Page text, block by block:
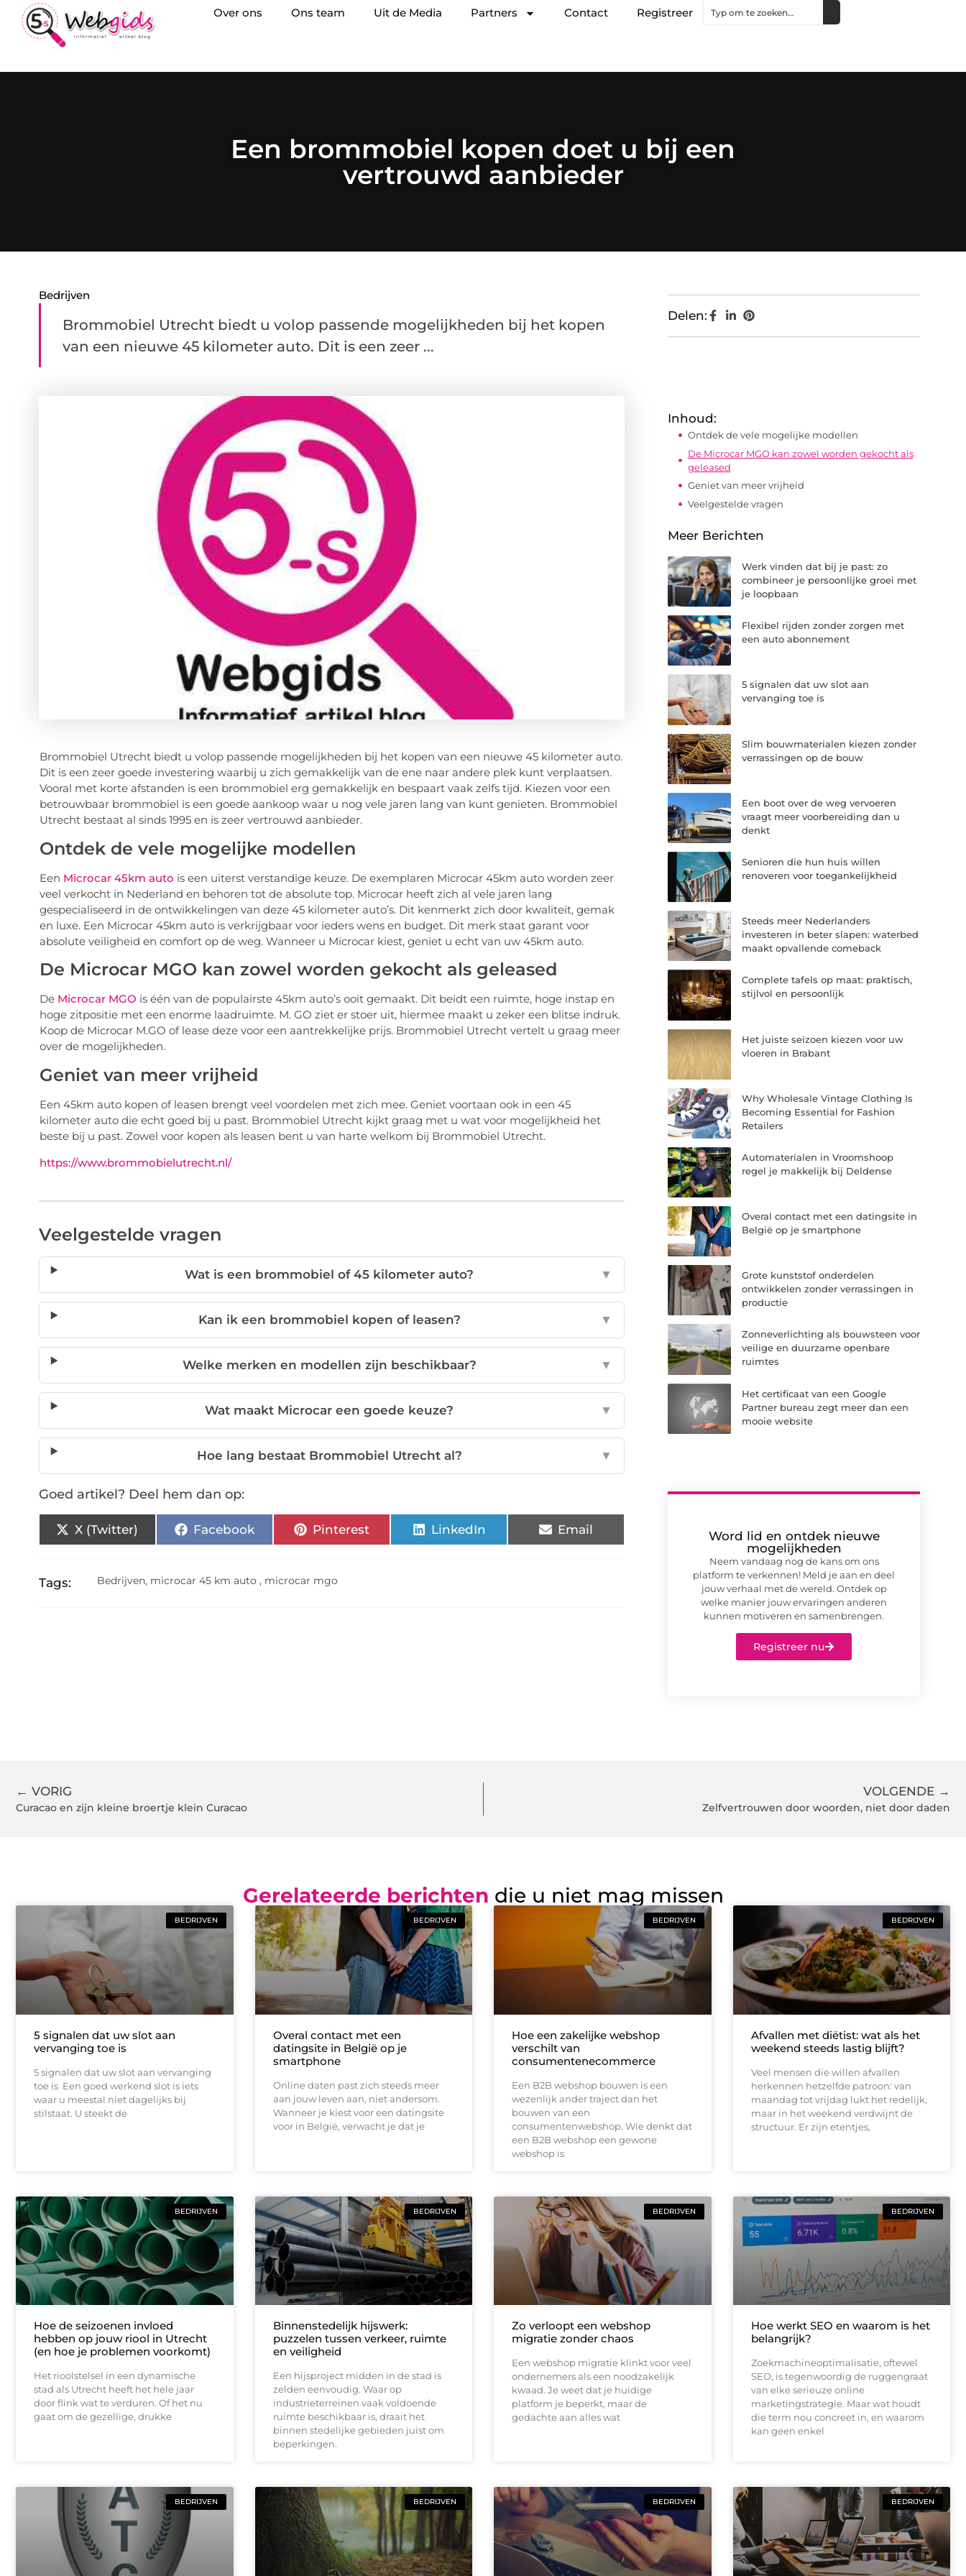
Over ons Ons team Uit de Media Partners Contact Registreer
Een brommobiel kopen doet u bij een
vertrouwd aanbieder
Bedrijven
Brommobiel Utrecht biedt u volop passende mogelijkheden bij het kopen
van een nieuwe 45 kilometer auto. Dit is een zeer ...
Brommobiel Utrecht biedt u volop passende mogelijkheden bij het kopen van een nieuwe 45 kilometer auto.
Dit is een zeer goede investering waarbij u zich gemakkelijk van de ene naar andere plek kunt verplaatsen.
Vooral met korte afstanden is een brommobiel erg gemakkelijk en bespaart vaak zelfs tijd. Kiezen voor een
betrouwbaar brommobiel is een goede aankoop waar u nog vele jaren lang van kunt genieten. Brommobiel
Utrecht bestaat al sinds 1995 en is zeer vertrouwd aanbieder.
Ontdek de vele mogelijke modellen
Een Microcar 45km auto is een uiterst verstandige keuze. De exemplaren Microcar 45km auto worden zeer
veel verkocht in Nederland en behoren tot de absolute top. Microcar heeft zich al vele jaren lang
gespecialiseerd in de ontwikkelingen van deze 45 kilometer auto’s. Dit kenmerkt zich door kwaliteit, gemak
en luxe. Een Microcar 45km auto is verkrijgbaar voor ieders wens en budget. Dit merk staat garant voor
absolute veiligheid en comfort op de weg. Wanneer u Microcar kiest, geniet u echt van uw 45km auto.
De Microcar MGO kan zowel worden gekocht als geleased
De Microcar MGO is één van de populairste 45km auto’s ooit gemaakt. Dit beidt een ruimte, hoge instap en
hoge zitpositie met een enorme laadruimte. M. GO ziet er stoer uit, hiermee maakt u zeker een blitse indruk.
Koop de Microcar M.GO of lease deze voor een aantrekkelijke prijs. Brommobiel Utrecht vertelt u graag meer
over de mogelijkheden.
Geniet van meer vrijheid
Een 45km auto kopen of leasen brengt veel voordelen met zich mee. Geniet voortaan ook in een 45
kilometer auto die echt goed bij u past. Brommobiel Utrecht kijkt graag met u wat voor mogelijkheid het
beste bij u past. Zowel voor kopen als leasen bent u van harte welkom bij Brommobiel Utrecht.
https://www.brommobielutrecht.nl/
Veelgestelde vragen
Wat is een brommobiel of 45 kilometer auto? ▼
Kan ik een brommobiel kopen of leasen? ▼
Welke merken en modellen zijn beschikbaar? ▼
Wat maakt Microcar een goede keuze? ▼
Hoe lang bestaat Brommobiel Utrecht al? ▼
Goed artikel? Deel hem dan op:
X (Twitter) Facebook Pinterest LinkedIn Email
Tags: Bedrijven, microcar 45 km auto , microcar mgo
Delen:
Inhoud:
Ontdek de vele mogelijke modellen
De Microcar MGO kan zowel worden gekocht als
geleased
Geniet van meer vrijheid
Veelgestelde vragen
Meer Berichten
Werk vinden dat bij je past: zo
combineer je persoonlijke groei met
je loopbaan
Flexibel rijden zonder zorgen met
een auto abonnement
5 signalen dat uw slot aan
vervanging toe is
Slim bouwmaterialen kiezen zonder
verrassingen op de bouw
Een boot over de weg vervoeren
vraagt meer voorbereiding dan u
denkt
Senioren die hun huis willen
renoveren voor toegankelijkheid
Steeds meer Nederlanders
investeren in beter slapen: waterbed
maakt opvallende comeback
Complete tafels op maat: praktisch,
stijlvol en persoonlijk
Het juiste seizoen kiezen voor uw
vloeren in Brabant
Why Wholesale Vintage Clothing Is
Becoming Essential for Fashion
Retailers
Automaterialen in Vroomshoop
regel je makkelijk bij Deldense
Overal contact met een datingsite in
België op je smartphone
Grote kunststof onderdelen
ontwikkelen zonder verrassingen in
productie
Zonneverlichting als bouwsteen voor
veilige en duurzame openbare
ruimtes
Het certificaat van een Google
Partner bureau zegt meer dan een
mooie website
Word lid en ontdek nieuwe
mogelijkheden
Neem vandaag nog de kans om ons
platform te verkennen! Meld je aan en deel
jouw verhaal met de wereld. Ontdek op
welke manier jouw ervaringen anderen
kunnen motiveren en samenbrengen.
Registreer nu
← VORIG
Curacao en zijn kleine broertje klein Curacao
VOLGENDE →
Zelfvertrouwen door woorden, niet door daden
Gerelateerde berichten die u niet mag missen
BEDRIJVEN
5 signalen dat uw slot aan
vervanging toe is
5 signalen dat uw slot aan vervanging
toe is Een goed werkend slot is iets
waar u meestal niet dagelijks bij
stilstaat. U steekt de
BEDRIJVEN
Overal contact met een
datingsite in België op je
smartphone
Online daten past zich steeds meer
aan jouw leven aan, niet andersom.
Wanneer je kiest voor een datingsite
voor in België, verwacht je dat je
BEDRIJVEN
Hoe een zakelijke webshop
verschilt van
consumentenecommerce
Een B2B webshop bouwen is een
wezenlijk ander traject dan het
bouwen van een
consumentenwebshop. Wie denkt dat
een B2B webshop een gewone
webshop is
BEDRIJVEN
Afvallen met diëtist: wat als het
weekend steeds lastig blijft?
Veel mensen die willen afvallen
herkennen hetzelfde patroon: van
maandag tot vrijdag lukt het redelijk,
maar in het weekend verdwijnt de
structuur. Er zijn etentjes,
BEDRIJVEN
Hoe de seizoenen invloed
hebben op jouw riool in Utrecht
(en hoe je problemen voorkomt)
Het rioolstelsel in een dynamische
stad als Utrecht heeft het hele jaar
door flink wat te verduren. Of het nu
gaat om de gezellige, drukke
BEDRIJVEN
Binnenstedelijk hijswerk:
puzzelen tussen verkeer, ruimte
en veiligheid
Een hijsproject midden in de stad is
zelden eenvoudig. Waar op
industrieterreinen vaak voldoende
ruimte beschikbaar is, draait het
binnen stedelijke gebieden juist om
beperkingen.
BEDRIJVEN
Zo verloopt een webshop
migratie zonder chaos
Een webshop migratie klinkt voor veel
ondernemers als een noodzakelijk
kwaad. Je weet dat je huidige
platform je beperkt, maar de
gedachte aan alles wat
BEDRIJVEN
Hoe werkt SEO en waarom is het
belangrijk?
Zoekmachineoptimalisatie, oftewel
SEO, is tegenwoordig de ruggengraat
van elke serieuze online
marketingstrategie. Maar wat houdt
die term nou concreet in, en waarom
kan geen enkel
BEDRIJVEN BEDRIJVEN BEDRIJVEN BEDRIJVEN